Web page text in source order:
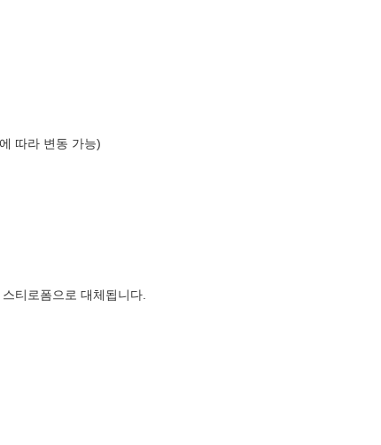
따라 변동 가능)
티로폼으로 대체됩니다.